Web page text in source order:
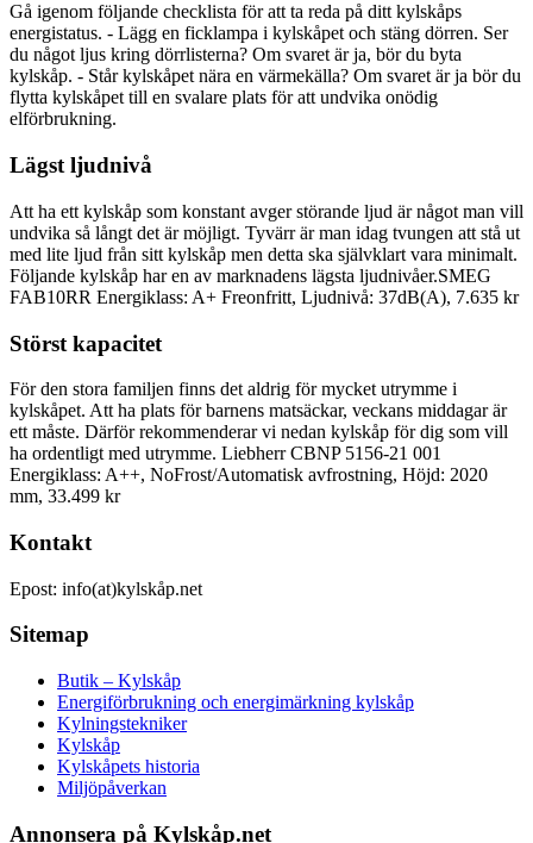
Gå igenom följande checklista för att ta reda på ditt kylskåps
energistatus. - Lägg en ficklampa i kylskåpet och stäng dörren. Ser
du något ljus kring dörrlisterna? Om svaret är ja, bör du byta
kylskåp. - Står kylskåpet nära en värmekälla? Om svaret är ja bör du
flytta kylskåpet till en svalare plats för att undvika onödig
elförbrukning.
Lägst ljudnivå
Att ha ett kylskåp som konstant avger störande ljud är något man vill
undvika så långt det är möjligt. Tyvärr är man idag tvungen att stå ut
med lite ljud från sitt kylskåp men detta ska självklart vara minimalt.
Följande kylskåp har en av marknadens lägsta ljudnivåer.SMEG
FAB10RR Energiklass: A+ Freonfritt, Ljudnivå: 37dB(A), 7.635 kr
Störst kapacitet
För den stora familjen finns det aldrig för mycket utrymme i
kylskåpet. Att ha plats för barnens matsäckar, veckans middagar är
ett måste. Därför rekommenderar vi nedan kylskåp för dig som vill
ha ordentligt med utrymme. Liebherr CBNP 5156-21 001
Energiklass: A++, NoFrost/Automatisk avfrostning, Höjd: 2020
mm, 33.499 kr
Kontakt
Epost: info(at)kylskåp.net
Sitemap
Butik – Kylskåp
Energiförbrukning och energimärkning kylskåp
Kylningstekniker
Kylskåp
Kylskåpets historia
Miljöpåverkan
Annonsera på Kylskåp.net